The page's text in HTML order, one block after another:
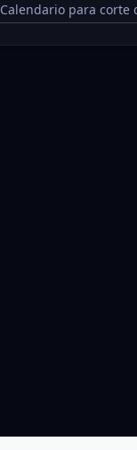
Calendario para corte